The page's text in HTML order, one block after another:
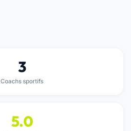
3
Coachs sportifs
5.0